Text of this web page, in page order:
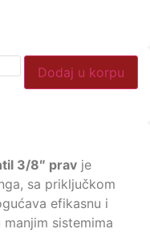
Dodaj u korpu
3/8″ prav je
sa priključkom
efikasnu i
sistemima